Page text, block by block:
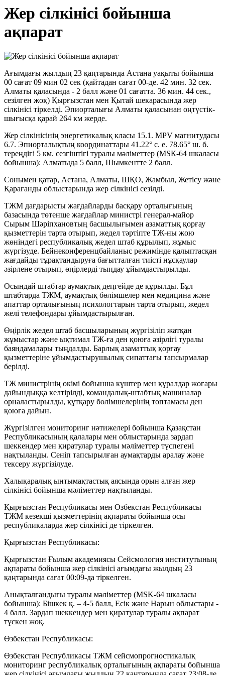
Жер сілкінісі бойынша
ақпарат
Ағымдағы жылдың 23 қаңтарында Астана уақыты бойынша
00 сағат 09 мин 02 сек (қайтадан сағат 00-де. 42 мин. 32 сек.
Алматы қаласында - 2 балл және 01 сағатта. 36 мин. 44 сек.,
сезілген жоқ) Қырғызстан мен Қытай шекарасында жер
сілкінісі тіркелді. Эпиорталығы Алматы қаласынан оңтүстік-
шығысқа қарай 264 км жерде.
Жер сілкінісінің энергетикалық класы 15.1. MPV магнитудасы
6.7. Эпиорталықтың координаттары 41.22° с. е. 78.65° ш. б.
тереңдігі 5 км. сезгіштігі туралы мәліметтер (МЅК-64 шкаласы
бойынша): Алматыда 5 балл, Шымкентте 2 балл.
Сонымен қатар, Астана, Алматы, ШҚО, Жамбыл, Жетісу және
Қарағанды облыстарында жер сілкінісі сезілді.
ТЖМ дағдарысты жағдайларды басқару орталығының
базасында төтенше жағдайлар министрі генерал-майор
Сырым Шәріпхановтың басшылығымен азаматтық қорғау
қызметтерін тарта отырып, жедел тәртіпте ТЖ-ны жою
жөніндегі республикалық жедел штаб құрылып, жұмыс
жүргізуде. Бейнеконференцбайланыс режимінде қалыптасқан
жағдайды тұрақтандыруға бағытталған тиісті нұсқаулар
әзірлене отырып, өңірлерді тыңдау ұйымдастырылды.
Осындай штабтар аумақтық деңгейде де құрылды. Бұл
штабтарда ТЖМ, аумақтық бөлімшелер мен медицина және
апаттар орталығының психологтарын тарта отырып, жедел
желі телефондары ұйымдастырылған.
Өңірлік жедел штаб басшыларының жүргізіліп жатқан
жұмыстар және ықтимал ТЖ-ға ден қоюға әзірлігі туралы
баяндамалары тыңдалды. Барлық азаматтық қорғау
қызметтеріне ұйымдастырушылық сипаттағы тапсырмалар
берілді.
ТЖ министрінің өкімі бойынша күштер мен құралдар жоғары
дайындыққа келтірілді, командалық-штабтық машиналар
орналастырылды, құтқару бөлімшелерінің топтамасы ден
қоюға дайын.
Жүргізілген мониторинг нәтижелері бойынша Қазақстан
Республикасының қалалары мен облыстарында зардап
шеккендер мен қиратулар туралы мәліметтер түспегені
нақтыланды. Сеніп тапсырылған аумақтарды аралау және
тексеру жүргізілуде.
Халықаралық ынтымақтастық аясында орын алған жер
сілкінісі бойынша мәліметтер нақтыланды.
Қырғызстан Республикасы мен Өзбекстан Республикасы
ТЖМ кезекші қызметтерінің ақпараты бойынша осы
республикаларда жер сілкінісі де тіркелген.
Қырғызстан Республикасы:
Қырғызстан Ғылым академиясы Сейсмология институтының
ақпараты бойынша жер сілкінісі ағымдағы жылдың 23
қаңтарында сағат 00:09-да тіркелген.
Анықталғандығы туралы мәліметтер (MSK-64 шкаласы
бойынша): Бішкек қ. – 4-5 балл, Есік және Нарын облыстары -
4 балл. Зардап шеккендер мен қиратулар туралы ақпарат
түскен жоқ.
Өзбекстан Республикасы:
Өзбекстан Республикасы ТЖМ сейсмопрогностикалық
мониторинг республикалық орталығының ақпараты бойынша